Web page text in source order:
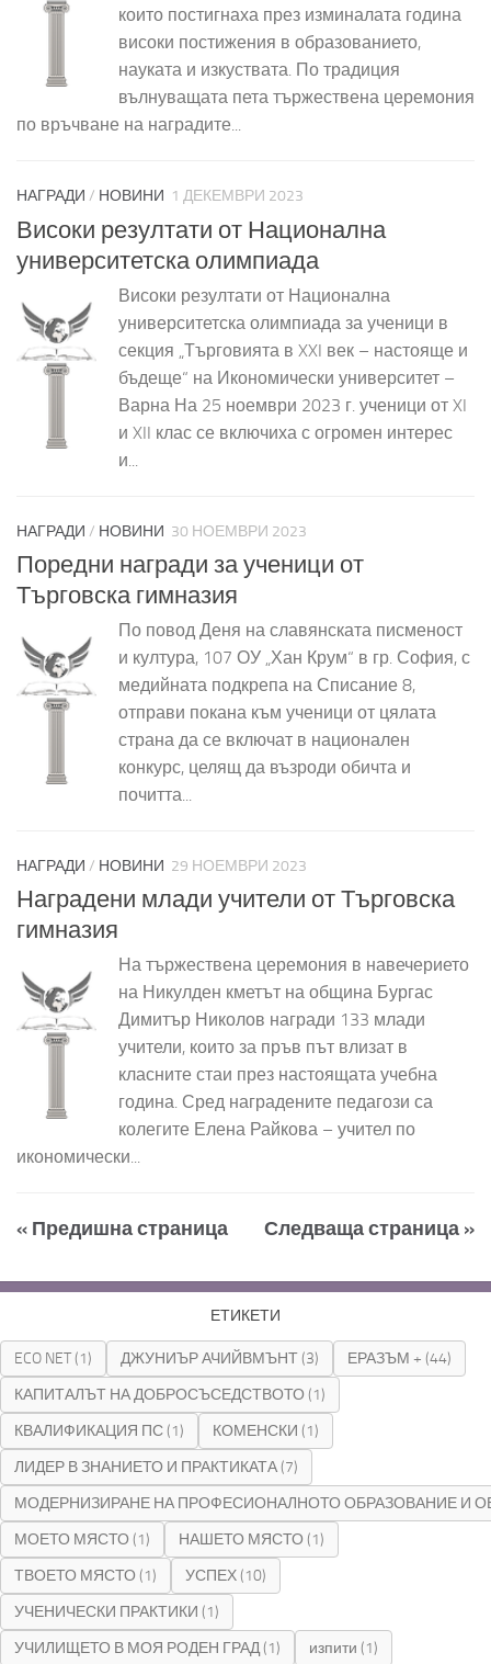
които постигнаха през изминалата година
високи постижения в образованието,
науката и изкуствата. По традиция
вълнуващата пета тържествена церемония
по връчване на наградите...
НАГРАДИ / НОВИНИ 1 ДЕКЕМВРИ 2023
Високи резултати от Национална
университетска олимпиада
Високи резултати от Национална
университетска олимпиада за ученици в
секция „Търговията в XXI век – настояще и
бъдеще“ на Икономически университет –
Варна На 25 ноември 2023 г. ученици от XI
и XII клас се включиха с огромен интерес
и...
НАГРАДИ / НОВИНИ 30 НОЕМВРИ 2023
Поредни награди за ученици от
Търговска гимназия
По повод Деня на славянската писменост
и култура, 107 ОУ „Хан Крум“ в гр. София, с
медийната подкрепа на Списание 8,
отправи покана към ученици от цялата
страна да се включат в национален
конкурс, целящ да възроди обичта и
почитта...
НАГРАДИ / НОВИНИ 29 НОЕМВРИ 2023
Наградени млади учители от Търговска
гимназия
На тържествена церемония в навечерието
на Никулден кметът на община Бургас
Димитър Николов награди 133 млади
учители, които за пръв път влизат в
класните стаи през настоящата учебна
година. Сред наградените педагози са
колегите Елена Райкова – учител по
икономически...
« Предишна страница Следваща страница »
ЕТИКЕТИ
ECO NET(1) ДЖУНИЪР АЧИЙВМЪНТ(3) ЕРАЗЪМ + (44)
КАПИТАЛЪТ НА ДОБРОСЪСЕДСТВОТО (1)
КВАЛИФИКАЦИЯ ПС(1) КОМЕНСКИ (1)
ЛИДЕР В ЗНАНИЕТО И ПРАКТИКАТА(7)
МОДЕРНИЗИРАНЕ НА ПРОФЕСИОНАЛНОТО ОБРАЗОВАНИЕ И
МОЕТО МЯСТО (1) НАШЕТО МЯСТО (1)
ТВОЕТО МЯСТО (1) УСПЕХ(10)
УЧЕНИЧЕСКИ ПРАКТИКИ (1)
УЧИЛИЩЕТО В МОЯ РОДЕН ГРАД(1) изпити (1)